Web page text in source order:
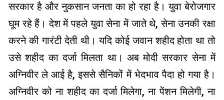
सरकार है और नुकसान जनता का हो रहा है। युवा बेरोजगार
घूम रहे हैं। देश में पहले युवा सेना में जाते थे, सेना उनकी रक्षा
करने की गारंटी देती थी। यदि कोई जवान शहीद होता था तो
उसे शहीद का दर्जा मिलता था। अब मोदी सरकार सेना में
अग्निवीर ले आई है, इससे सैनिकों में भेदभाव पैदा हो गया है।
अग्निवीर को ना शहीद का दर्जा मिलेगा, ना पेंशन मिलेगी, ना